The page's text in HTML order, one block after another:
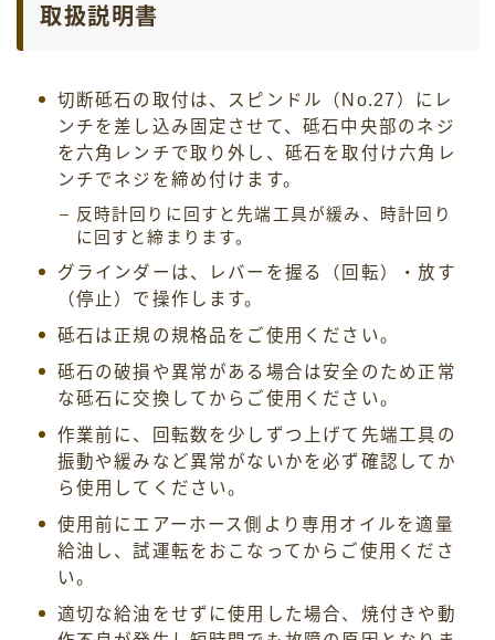
取扱説明書
切断砥石の取付は、スピンドル（No.27）にレ
ンチを差し込み固定させて、砥石中央部のネジ
を六角レンチで取り外し、砥石を取付け六角レ
ンチでネジを締め付けます。
反時計回りに回すと先端工具が緩み、時計回り
に回すと締まります。
グラインダーは、レバーを握る（回転）・放す
（停止）で操作します。
砥石は正規の規格品をご使用ください。
砥石の破損や異常がある場合は安全のため正常
な砥石に交換してからご使用ください。
作業前に、回転数を少しずつ上げて先端工具の
振動や緩みなど異常がないかを必ず確認してか
ら使用してください。
使用前にエアーホース側より専用オイルを適量
給油し、試運転をおこなってからご使用くださ
い。
適切な給油をせずに使用した場合、焼付きや動